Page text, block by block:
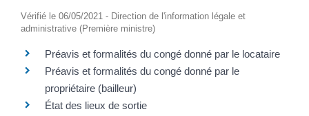
Vérifié le 06/05/2021 - Direction de l'information légale et
administrative (Première ministre)
Préavis et formalités du congé donné par le locataire
Préavis et formalités du congé donné par le
propriétaire (bailleur)
État des lieux de sortie